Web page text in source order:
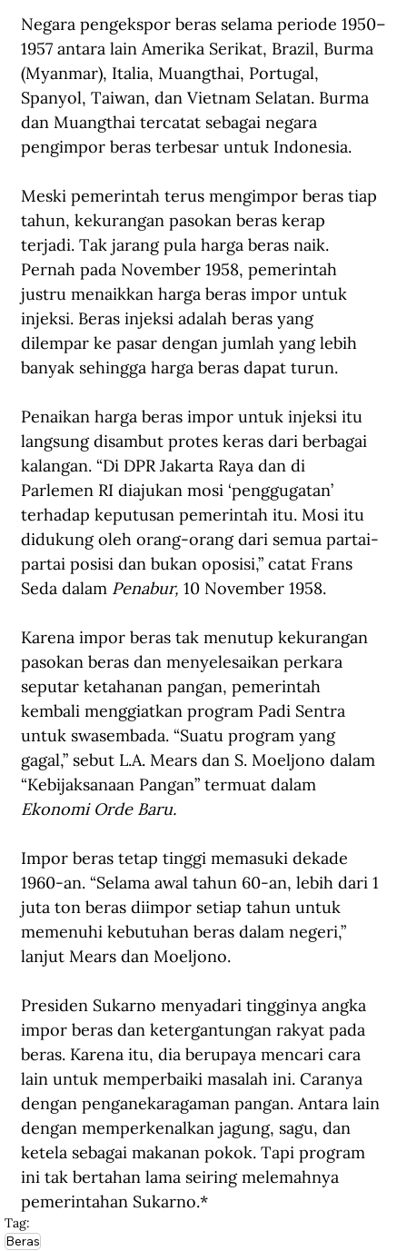
Negara pengekspor beras selama periode 1950–
1957 antara lain Amerika Serikat, Brazil, Burma
(Myanmar), Italia, Muangthai, Portugal,
Spanyol, Taiwan, dan Vietnam Selatan. Burma
dan Muangthai tercatat sebagai negara
pengimpor beras terbesar untuk Indonesia.
Meski pemerintah terus mengimpor beras tiap
tahun, kekurangan pasokan beras kerap
terjadi. Tak jarang pula harga beras naik.
Pernah pada November 1958, pemerintah
justru menaikkan harga beras impor untuk
injeksi. Beras injeksi adalah beras yang
dilempar ke pasar dengan jumlah yang lebih
banyak sehingga harga beras dapat turun.
Penaikan harga beras impor untuk injeksi itu
langsung disambut protes keras dari berbagai
kalangan. “Di DPR Jakarta Raya dan di
Parlemen RI diajukan mosi ‘penggugatan’
terhadap keputusan pemerintah itu. Mosi itu
didukung oleh orang-orang dari semua partai-
partai posisi dan bukan oposisi,” catat Frans
Seda dalam Penabur, 10 November 1958.
Karena impor beras tak menutup kekurangan
pasokan beras dan menyelesaikan perkara
seputar ketahanan pangan, pemerintah
kembali menggiatkan program Padi Sentra
untuk swasembada. “Suatu program yang
gagal,” sebut L.A. Mears dan S. Moeljono dalam
“Kebijaksanaan Pangan” termuat dalam
Ekonomi Orde Baru.
Impor beras tetap tinggi memasuki dekade
1960-an. “Selama awal tahun 60-an, lebih dari 1
juta ton beras diimpor setiap tahun untuk
memenuhi kebutuhan beras dalam negeri,”
lanjut Mears dan Moeljono.
Presiden Sukarno menyadari tingginya angka
impor beras dan ketergantungan rakyat pada
beras. Karena itu, dia berupaya mencari cara
lain untuk memperbaiki masalah ini. Caranya
dengan penganekaragaman pangan. Antara lain
dengan memperkenalkan jagung, sagu, dan
ketela sebagai makanan pokok. Tapi program
ini tak bertahan lama seiring melemahnya
pemerintahan Sukarno.*
Tag:
Beras